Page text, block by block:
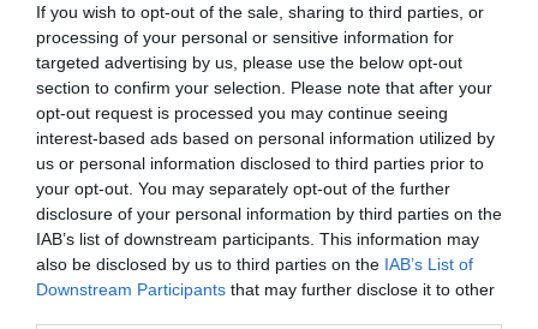
If you wish to opt-out of the sale, sharing to third parties, or
processing of your personal or sensitive information for
targeted advertising by us, please use the below opt-out
section to confirm your selection. Please note that after your
opt-out request is processed you may continue seeing
interest-based ads based on personal information utilized by
us or personal information disclosed to third parties prior to
your opt-out. You may separately opt-out of the further
disclosure of your personal information by third parties on the
IAB’s list of downstream participants. This information may
also be disclosed by us to third parties on the IAB’s List of
Downstream Participants that may further disclose it to other
csapatához, ha pedig az agytorna után
inkább lazítanál kicsit, aKeresztlabda
YouTube csatornaszórakoztató és színes
videói tökéletes kikapcsolódást nyújtanak.